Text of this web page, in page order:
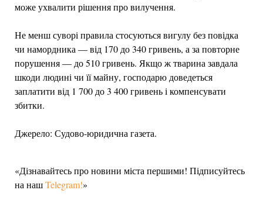
може ухвалити рішення про вилучення.
Не менш суворі правила стосуються вигулу без повідка
чи намордника — від 170 до 340 гривень, а за повторне
порушення — до 510 гривень. Якщо ж тварина завдала
шкоди людині чи її майну, господарю доведеться
заплатити від 1 700 до 3 400 гривень і компенсувати
збитки.
Джерело: Судово-юридична газета.
«Дізнавайтесь про новини міста першими! Підписуйтесь
на нашTelegram!»